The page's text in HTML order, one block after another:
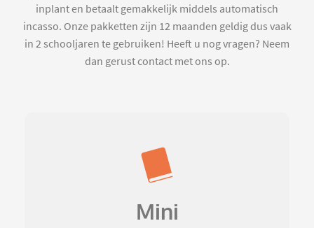
inplant en betaalt gemakkelijk middels automatisch
incasso. Onze pakketten zijn 12 maanden geldig dus vaak
in 2 schooljaren te gebruiken! Heeft u nog vragen? Neem
dan gerust contact met ons op.
Mini